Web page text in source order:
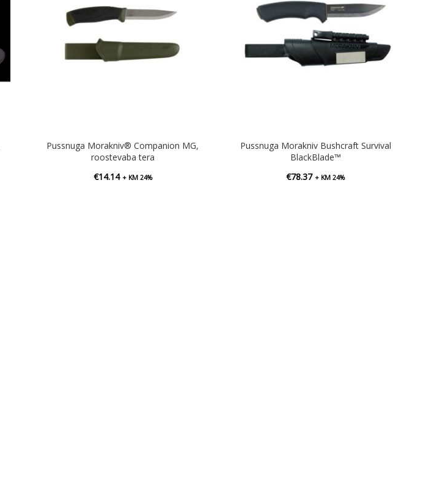
Pussnuga Morakniv® Companion MG,
roostevaba tera
€14.14 + KM 24%
Pussnuga Morakniv Bushcraft Survival
BlackBlade™
€78.37 + KM 24%